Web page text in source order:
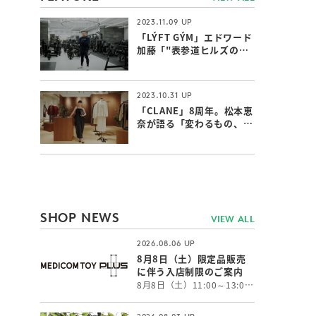
2023.11.09
「LÝFT GÝM」エドワード
加藤「"表参道ヒルズのジ
2023.10.31
「CLANE」8周年。松本恵
奈が語る「変わるもの、変
SHOP NEWS VIEW ALL
2026.08.06
8月8日（土）限定品販売
に伴う入店制限のご案内
8月8日（土）11:00～13:00 まで、限定品の販売に伴い抽選入場販売とさせていただきます。 当選権利をお持ちでないお客様はご入店いただけません。 お客様におかれましては大変ご面倒をお掛けしますが、何卒ご了承の程よろしくお願い申し上げます。